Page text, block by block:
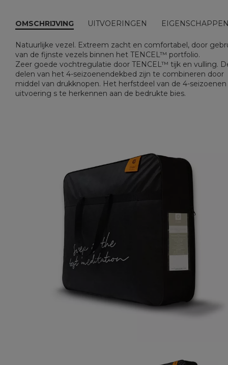
OMSCHRIJVING UITVOERINGEN
Natuurlijke vezel. Extreem zacht en comfortabel, door
van de fijnste vezels binnen het TENCEL™ portfolio.
Zeer goede vochtregulatie door TENCEL™ tijk en vulling.
delen van het 4-seizoenendekbed zijn te combineren door
middel van drukknopen. Het herfstdeel van de 4-seizoenen
uitvoering s te herkennen aan de bedrukte bies.